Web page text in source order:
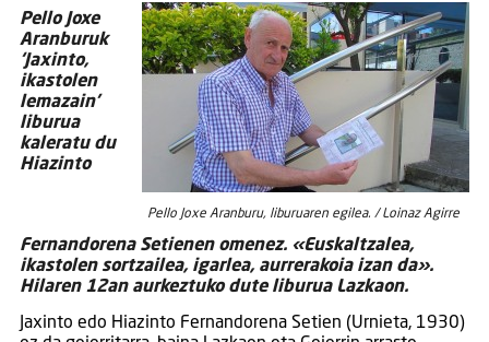
Pello Joxe Aranburu, liburuaren egilea. / Loinaz Agirre
Pello Joxe
Aranburuk
‘Jaxinto,
ikastolen
lemazain’
liburua
kaleratu du
Hiazinto
Fernandorena Setienen omenez. «Euskaltzalea,
ikastolen sortzailea, igarlea, aurrerakoia izan da».
Hilaren 12an aurkeztuko dute liburua Lazkaon.
Jaxinto edo Hiazinto Fernandorena Setien (Urnieta, 1930)